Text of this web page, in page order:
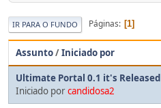
IR PARA O FUNDO Páginas 1
Assunto/Iniciado por
Ultimate Portal 0.1 it's Released
Iniciado porcandidosa2